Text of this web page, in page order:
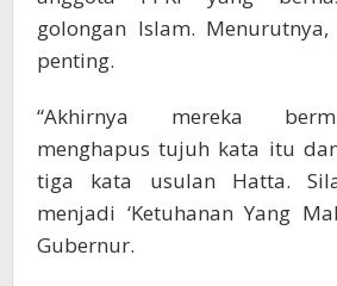
golongan Islam.
penting.
“Akhirnya mereka
menghapus tujuh kata itu
tiga kata usulan Hatta.
menjadi ‘Ketuhanan Yang
Gubernur.